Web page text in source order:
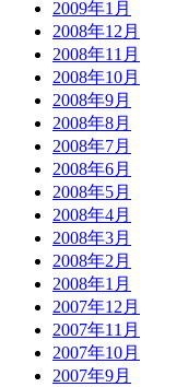
2009年1月
2008年12月
2008年11月
2008年10月
2008年9月
2008年8月
2008年7月
2008年6月
2008年5月
2008年4月
2008年3月
2008年2月
2008年1月
2007年12月
2007年11月
2007年10月
2007年9月